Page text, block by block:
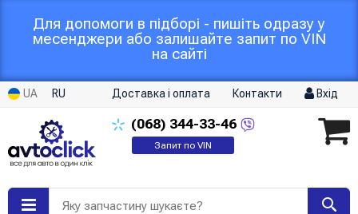
Для допомоги в підборі - пишіть одразу у
месенджери або залишайте запит по VIN
на сайті
UA RU Доставка і оплата Контакти Вхід
(068) 344-33-46
Запит по VIN
Яку запчастину шукаєте?